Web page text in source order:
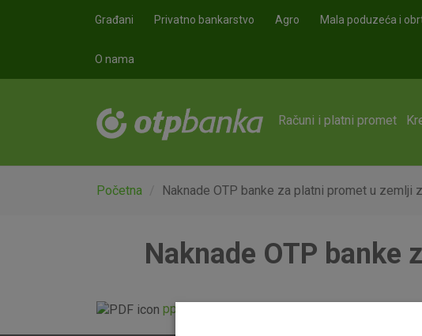
Građani Privatno bankarstvo Agro Mala poduzeća i
O nama
Računi i platni promet
Početna Naknade OTP banke za platni promet u zemlji
Naknade OTP
pp_naknade_u_zemlji_20160711.pdf